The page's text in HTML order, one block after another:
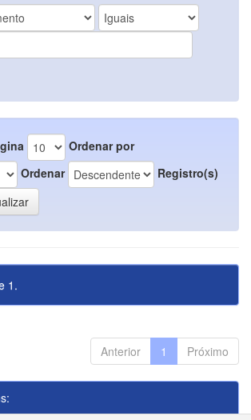
Ordenar por
Ordenar
Registro(s)
1.
Anterior 1 Próximo